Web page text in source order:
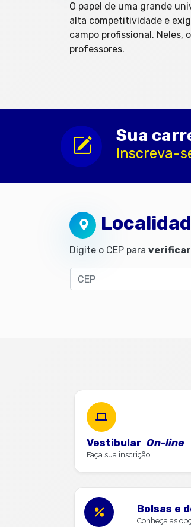
O papel de uma grande
alta competitividade e
campo profissional. Neles,
professores.
Sua
Inscreva-
Digite o CEP para verificar
CEP
Vestibular On-line
Faça sua inscrição.
Bolsas e
Conheça as